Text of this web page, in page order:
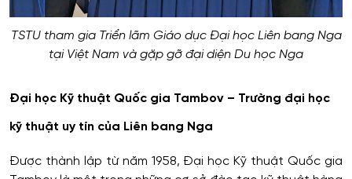
TSTU tham gia Triển lãm Giáo dục Đại học Liên bang Nga
tại Việt Nam và gặp gỡ đại diện Du học Nga
Đại học Kỹ thuật Quốc gia Tambov – Trường đại học
kỹ thuật uy tín của Liên bang Nga
Được thành lập từ năm 1958, Đại học Kỹ thuật Quốc gia